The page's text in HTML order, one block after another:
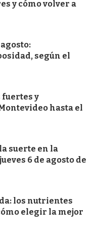
y cómo volver a
según el
y
hasta el
suerte en la
6 de agosto de
los nutrientes
elegir la mejor